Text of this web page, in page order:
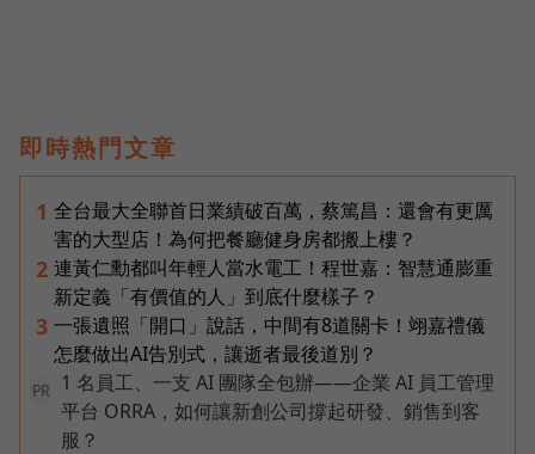
即時熱門文章
1 全台最大全聯首日業績破百萬，蔡篤昌：還會有更厲
害的大型店！為何把餐廳健身房都搬上樓？
2 連黃仁勳都叫年輕人當水電工！程世嘉：智慧通膨重
新定義「有價值的人」到底什麼樣子？
3 一張遺照「開口」說話，中間有8道關卡！翊嘉禮儀
怎麼做出AI告別式，讓逝者最後道別？
PR
1 名員工、一支 AI 團隊全包辦——企業 AI 員工管理
平台 ORRA，如何讓新創公司撐起研發、銷售到客
服？